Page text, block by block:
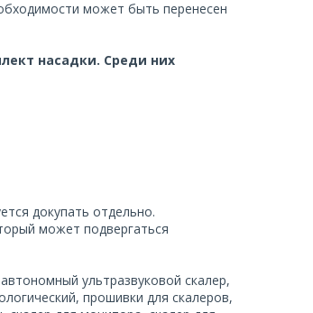
может быть перенесен
насадки. Среди них
докупать отдельно.
может подвергаться
ультразвуковой скалер,
прошивки для скалеров,